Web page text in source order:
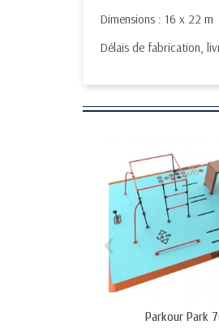
Dimensions : 16 x 22 m
Délais de fabrication,
Parkour Park
‹